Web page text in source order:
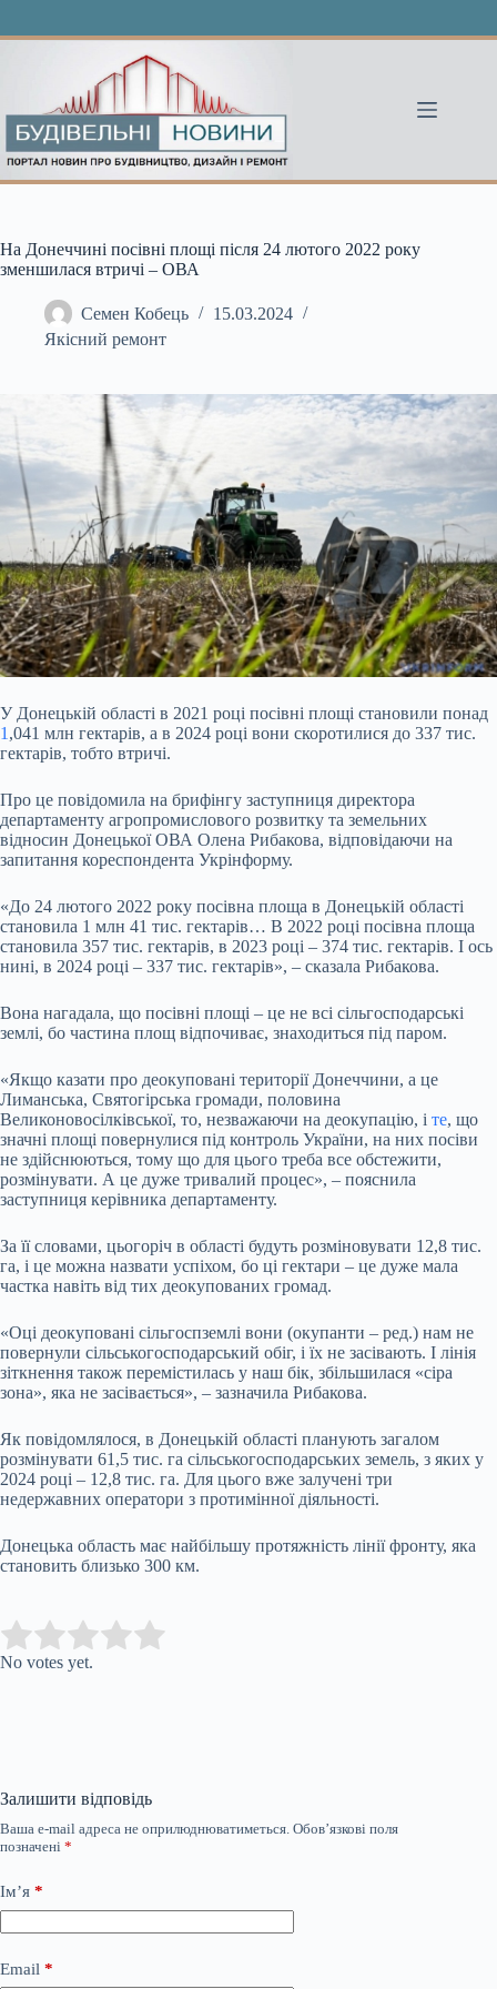
На Донеччині посівні площі після 24 лютого 2022 року
зменшилася втричі – ОВА
Семен Кобець
15.03.2024
Якісний ремонт
У Донецькій області в 2021 році посівні площі становили понад
1 ,041 млн гектарів, а в 2024 році вони скоротилися до 337 тис.
гектарів, тобто втричі.
Про це повідомила на брифінгу заступниця директора
департаменту агропромислового розвитку та земельних
відносин Донецької ОВА Олена Рибакова, відповідаючи на
запитання кореспондента Укрінформу.
«До 24 лютого 2022 року посівна площа в Донецькій області
становила 1 млн 41 тис. гектарів… В 2022 році посівна площа
становила 357 тис. гектарів, в 2023 році – 374 тис. гектарів. І ось
нині, в 2024 році – 337 тис. гектарів», – сказала Рибакова.
Вона нагадала, що посівні площі – це не всі сільгосподарські
землі, бо частина площ відпочиває, знаходиться під паром.
«Якщо казати про деокуповані території Донеччини, а це
Лиманська, Святогірська громади, половина
Великоновосілківської, то, незважаючи на деокупацію, і те, що
значні площі повернулися під контроль України, на них посіви
не здійснюються, тому що для цього треба все обстежити,
розмінувати. А це дуже тривалий процес», – пояснила
заступниця керівника департаменту.
За її словами, цьогоріч в області будуть розміновувати 12,8 тис.
га, і це можна назвати успіхом, бо ці гектари – це дуже мала
частка навіть від тих деокупованих громад.
«Оці деокуповані сільгоспземлі вони (окупанти – ред.) нам не
повернули сільськогосподарський обіг, і їх не засівають. І лінія
зіткнення також перемістилась у наш бік, збільшилася «сіра
зона», яка не засівається», – зазначила Рибакова.
Як повідомлялося, в Донецькій області планують загалом
розмінувати 61,5 тис. га сільськогосподарських земель, з яких у
2024 році – 12,8 тис. га. Для цього вже залучені три
недержавних оператори з протимінної діяльності.
Донецька область має найбільшу протяжність лінії фронту, яка
становить близько 300 км.
Rate this item:
No votes yet.
Залишити відповідь
Ваша e-mail адреса не оприлюднюватиметься. Обов’язкові поля
позначені *
Ім’я *
Email *